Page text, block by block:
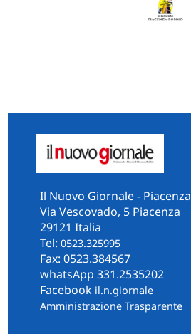
Il Nuovo Giornale - Piacenza
Via Vescovado, 5 Piacenza
29121 Italia
Tel: 0523.325995
Fax: 0523.384567
whatsApp 331.2535202
Facebook il.n.giornale
Amministrazione Trasparente